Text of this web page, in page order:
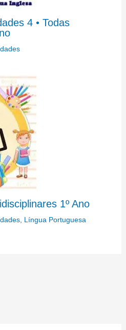
4 • Todas
1º Ano
, Língua Portuguesa